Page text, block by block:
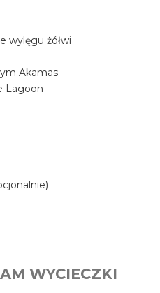
wylęgu żółwi
Akamas
Lagoon
WYCIECZKI